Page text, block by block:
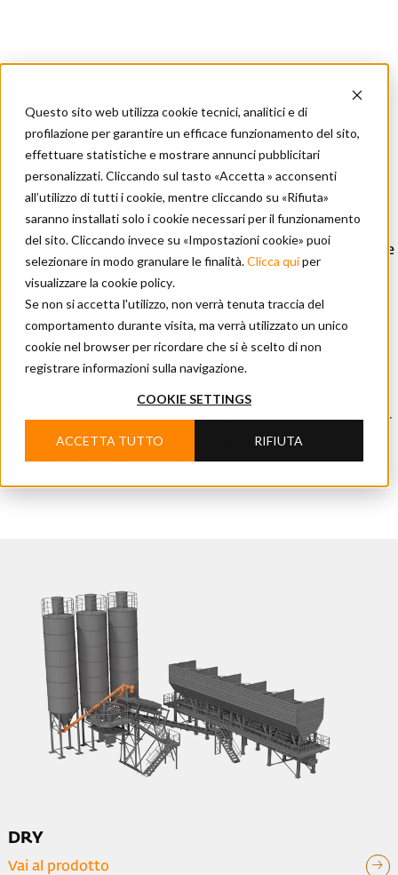
Questo sito web utilizza cookie tecnici, analitici e di
profilazione per garantire un efficace funzionamento del sito,
effettuare statistiche e mostrare annunci pubblicitari
personalizzati. Cliccando sul tasto «Accetta » acconsenti
all’utilizzo di tutti i cookie, mentre cliccando su «Rifiuta»
saranno installati solo i cookie necessari per il funzionamento
del sito. Cliccando invece su «Impostazioni cookie» puoi
selezionare in modo granulare le finalità.Clicca quiper
visualizzare la cookie policy.
Se non si accetta l'utilizzo, non verrà tenuta traccia del
comportamento durante visita, ma verrà utilizzato un unico
cookie nel browser per ricordare che si è scelto di non
registrare informazioni sulla navigazione.
COOKIE SETTINGS
ACCETTA TUTTO RIFIUTA
siamo
CIFA
Documentazione
Locator
con
noi
Dealer
Home/ Prodotti/ Impianti di betonaggio
IMPIANTI DI BETONAGGIO
La gamma di impianti di betonaggio CIFA nasce da oltre
90 anni di esperienza nel mondo del calcestruzzo.
Progettati per la produzione di calcestruzzo
preconfezionato, gli impianti
affidabilità, precisione e flessibilità per rispondere alle
esigenze dei moderni impianti produttivi.
Suddivisi nelle serie Diamond, Sapphire, Zircon e Dry,
rappresentano soluzioni ad alte prestazioni pensate per
garantire qualità costante, semplicità di gestione e
massima efficienza operativa.
DRY
Vai al prodotto